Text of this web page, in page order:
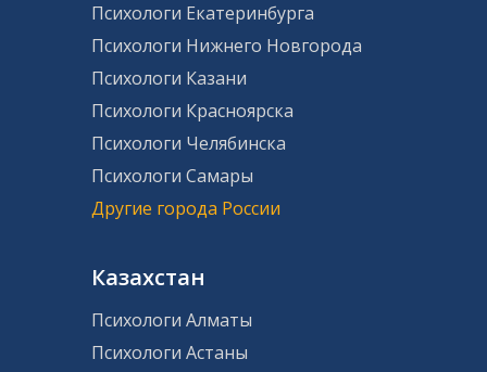
Психологи Екатеринбурга
Психологи Нижнего Новгорода
Психологи Казани
Психологи Красноярска
Психологи Челябинска
Психологи Самары
Другие города России
Казахстан
Психологи Алматы
Психологи Астаны